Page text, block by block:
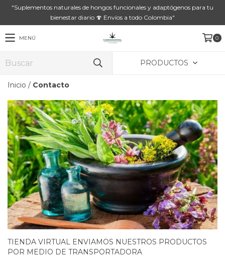
"Suplementos naturales de hongos funcionales y adaptógenos para tu
bienestar diario 🍄 Envíos a todo Colombia"
MENÚ 0
PRODUCTOS
Inicio / Contacto
TIENDA VIRTUAL ENVIAMOS NUESTROS PRODUCTOS
POR MEDIO DE TRANSPORTADORA